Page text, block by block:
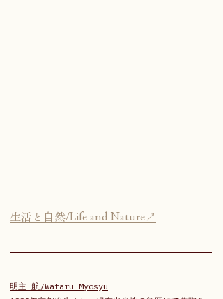
生活と自然/Life and Nature↗
明主 航/Wataru Myosyu